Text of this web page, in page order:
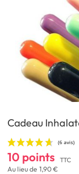
Cadeau
10 points TTC
Au lieu de 1,90 €